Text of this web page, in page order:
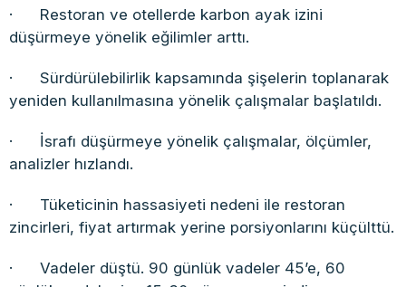
· Restoran ve otellerde karbon ayak izini
düşürmeye yönelik eğilimler arttı.
· Sürdürülebilirlik kapsamında şişelerin toplanarak
yeniden kullanılmasına yönelik çalışmalar başlatıldı.
· İsrafı düşürmeye yönelik çalışmalar, ölçümler,
analizler hızlandı.
· Tüketicinin hassasiyeti nedeni ile restoran
zincirleri, fiyat artırmak yerine porsiyonlarını küçülttü.
· Vadeler düştü. 90 günlük vadeler 45’e, 60